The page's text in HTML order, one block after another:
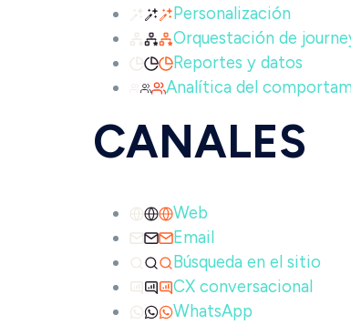
Personalización
Orquestación de
Reportes y datos
Analítica del
CANALES
Web
Email
Búsqueda en el sitio
CX conversacional
WhatsApp